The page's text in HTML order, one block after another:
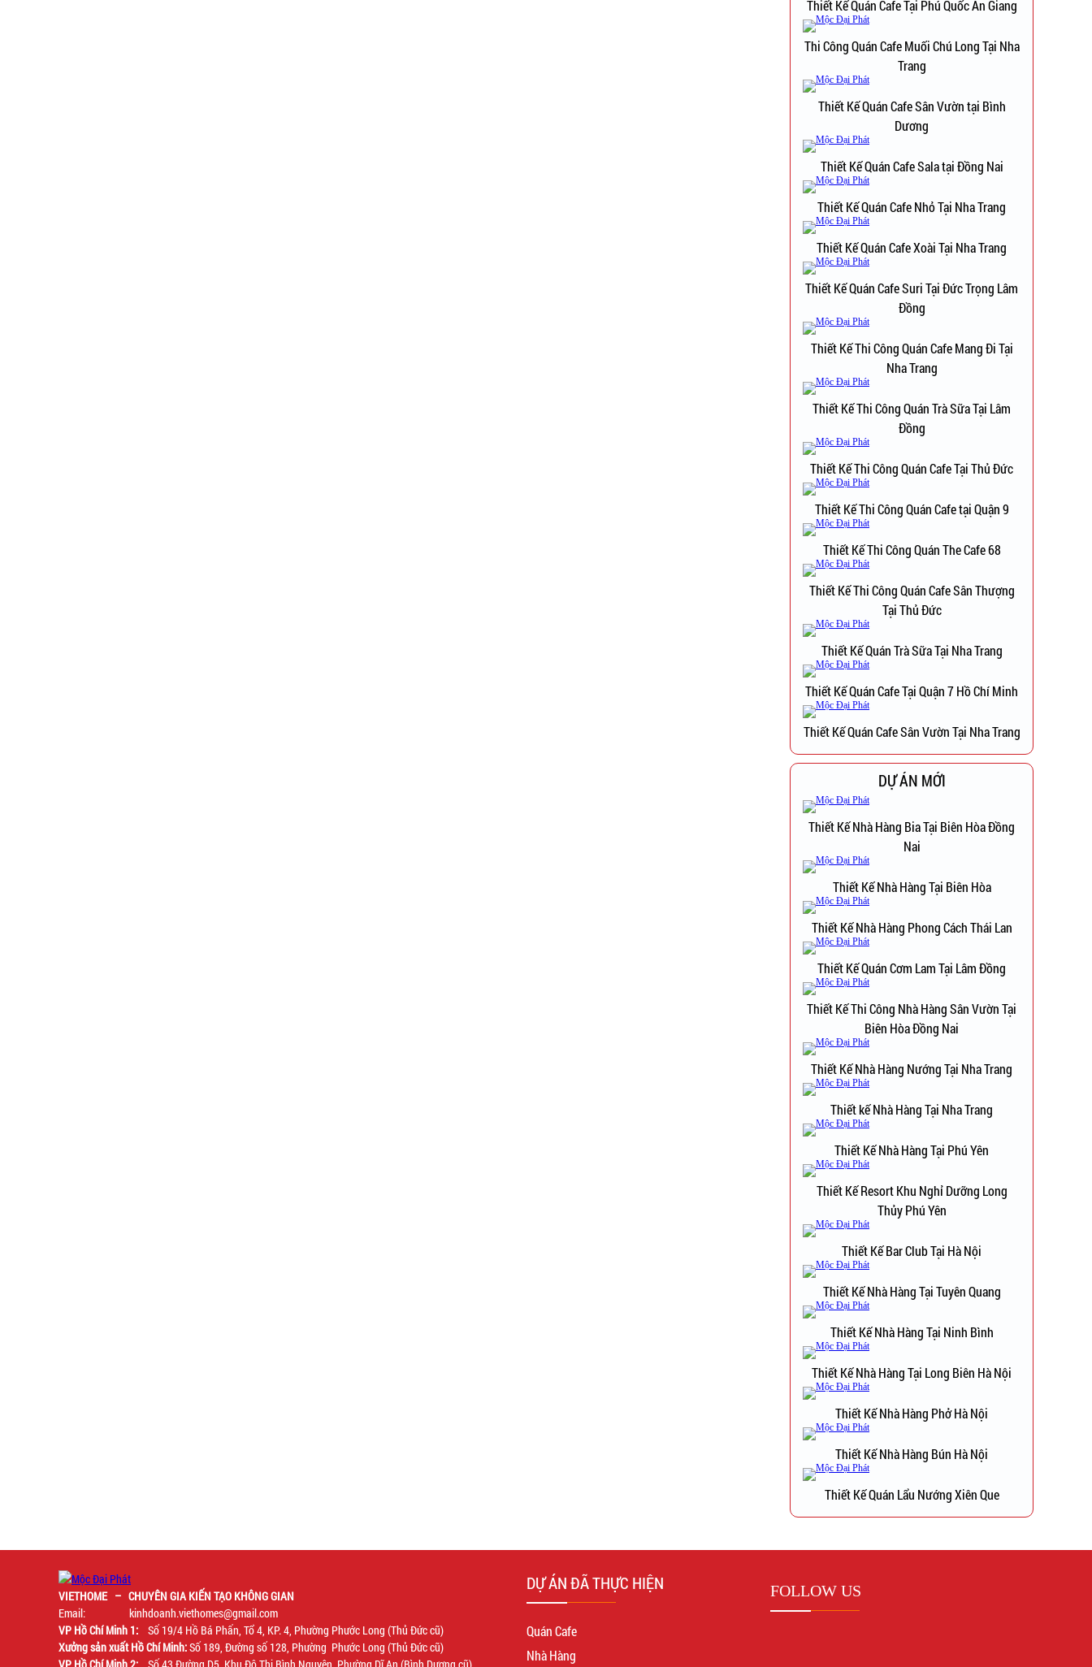
Thiết Kế Quán Cafe Tại Phú Quốc An Giang
Thi Công Quán Cafe Muối Chú Long Tại Nha
Trang
Thiết Kế Quán Cafe Sân Vườn tại Bình
Dương
Thiết Kế Quán Cafe Sala tại Đồng Nai
Thiết Kế Quán Cafe Nhỏ Tại Nha Trang
Thiết Kế Quán Cafe Xoài Tại Nha Trang
Thiết Kế Quán Cafe Suri Tại Đức Trọng Lâm
Đồng
Thiết Kế Thi Công Quán Cafe Mang Đi Tại
Nha Trang
Thiết Kế Thi Công Quán Trà Sữa Tại Lâm
Đồng
Thiết Kế Thi Công Quán Cafe Tại Thủ Đức
Thiết Kế Thi Công Quán Cafe tại Quận 9
Thiết Kế Thi Công Quán The Cafe 68
Thiết Kế Thi Công Quán Cafe Sân Thượng
Tại Thủ Đức
Thiết Kế Quán Trà Sữa Tại Nha Trang
Thiết Kế Quán Cafe Tại Quận 7 Hồ Chí Minh
Thiết Kế Quán Cafe Sân Vườn Tại Nha Trang
DỰ ÁN MỚI
Thiết Kế Nhà Hàng Bia Tại Biên Hòa Đồng
Nai
Thiết Kế Nhà Hàng Tại Biên Hòa
Thiết Kế Nhà Hàng Phong Cách Thái Lan
Thiết Kế Quán Cơm Lam Tại Lâm Đồng
Thiết Kế Thi Công Nhà Hàng Sân Vườn Tại
Biên Hòa Đồng Nai
Thiết Kế Nhà Hàng Nướng Tại Nha Trang
Thiết kế Nhà Hàng Tại Nha Trang
Thiết Kế Nhà Hàng Tại Phú Yên
Thiết Kế Resort Khu Nghỉ Dưỡng Long
Thủy Phú Yên
Thiết Kế Bar Club Tại Hà Nội
Thiết Kế Nhà Hàng Tại Tuyên Quang
Thiết Kế Nhà Hàng Tại Ninh Bình
Thiết Kế Nhà Hàng Tại Long Biên Hà Nội
Thiết Kế Nhà Hàng Phở Hà Nội
Thiết Kế Nhà Hàng Bún Hà Nội
Thiết Kế Quán Lẩu Nướng Xiên Que
VIETHOME – CHUYÊN GIA KIẾN TẠO KHÔNG GIAN
Email: kinhdoanh.viethomes@gmail.com
VP Hồ Chí Minh 1: Số 19/4 Hồ Bá Phấn, Tổ 4, KP. 4, Phường Phước Long (Thủ Đức cũ)
Xưởng sản xuất Hồ Chí Minh:Số 189, Đường số 128, Phường Phước Long (Thủ Đức cũ)
VP Hồ Chí Minh 2: Số 43 Đường D5, Khu Đô Thị Bình Nguyên, Phường Dĩ An (Bình Dương cũ)
DỰ ÁN ĐÃ THỰC HIỆN
Quán Cafe
Nhà Hàng
FOLLOW US